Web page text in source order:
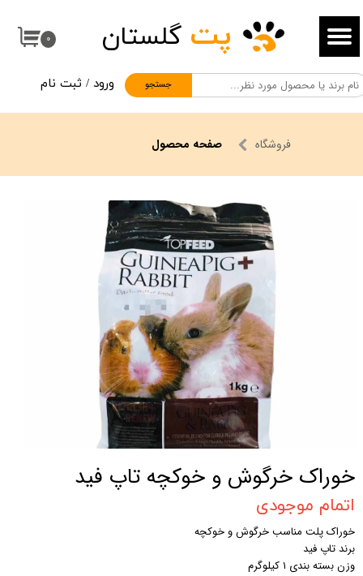
۰
جستجو
پت گلستان
ورود / ثبت نام
حساب کاربری من
تغییر گذر واژه
سفارشات
خروج از حساب کاربری
فروشگاه صفحه محصول
خوراک خرگوش و خوکچه تاپ فید
اتمام موجودی
خوراک پلت مناسب خرگوش و خوکچه
برند تاپ فید
وزن بسته بندی ۱ کیلوگرم